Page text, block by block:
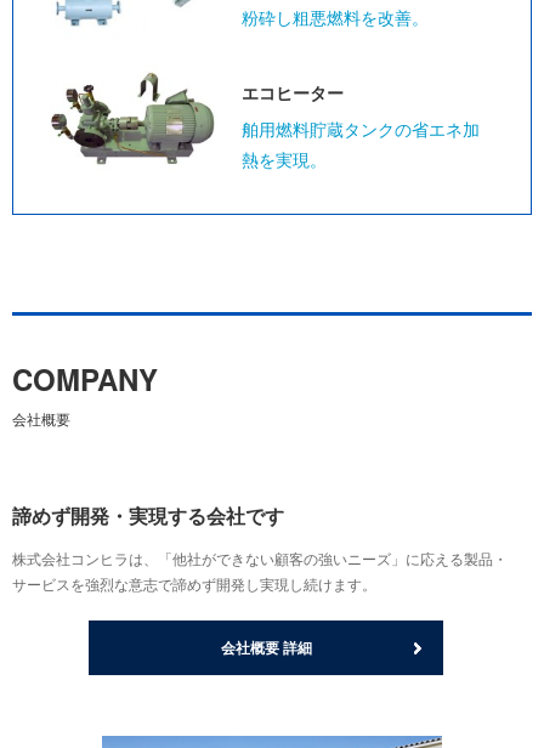
粉砕し粗悪燃料を改善。
エコヒーター
舶用燃料貯蔵タンクの省エネ加
熱を実現。
COMPANY
会社概要
諦めず開発・実現する会社です
株式会社コンヒラは、「他社ができない顧客の強いニーズ」に応える製品・
サービスを強烈な意志で諦めず開発し実現し続けます。
会社概要 詳細